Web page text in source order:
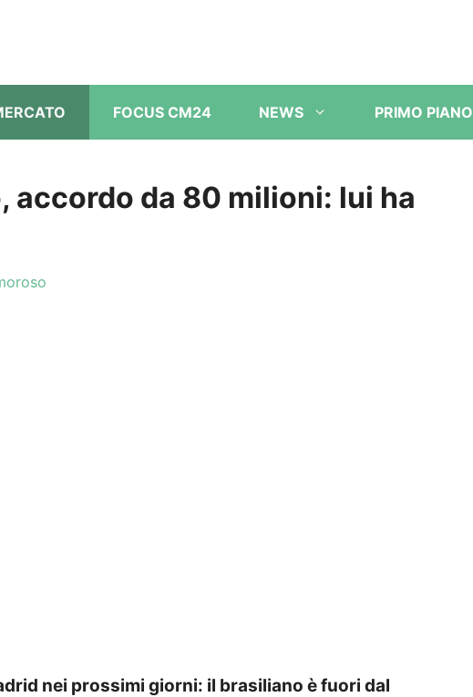
FOCUS CM24 NEWS PRIMO PIANO
accordo da 80 milioni: lui ha
nei prossimi giorni: il brasiliano è fuori dal